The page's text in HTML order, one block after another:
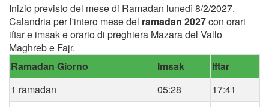
Inizio previsto del mese di Ramadan lunedì 8/2/2027.
Calandria per l'intero mese del ramadan 2027con orari
iftar e imsak e orario di preghiera Mazara del Vallo
Maghreb e Fajr.
Ramadan Giorno
Imsak
Iftar
1 ramadan
05:28
17:41